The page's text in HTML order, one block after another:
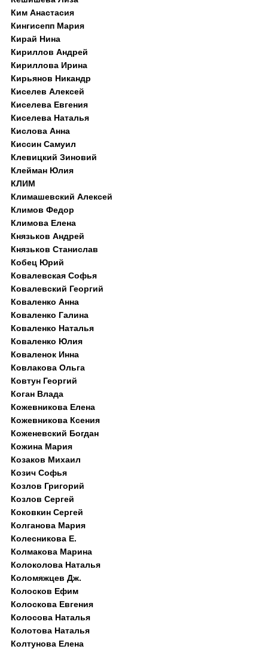
Ким Анастасия
Кингисепп Мария
Кирай Нина
Кириллов Андрей
Кириллова Ирина
Кирьянов Никандр
Киселев Алексей
Киселева Евгения
Киселева Наталья
Кислова Анна
Киссин Самуил
Клевицкий Зиновий
Клейман Юлия
КЛИМ
Климашевский Алексей
Климов Федор
Климова Елена
Князьков Андрей
Князьков Станислав
Кобец Юрий
Ковалевская Софья
Ковалевский Георгий
Коваленко Анна
Коваленко Галина
Коваленко Наталья
Коваленко Юлия
Коваленок Инна
Ковлакова Ольга
Ковтун Георгий
Коган Влада
Кожевникова Елена
Кожевникова Ксения
Коженевский Богдан
Кожина Мария
Козаков Михаил
Козич Софья
Козлов Григорий
Козлов Сергей
Коковкин Сергей
Колганова Мария
Колесникова Е.
Колмакова Марина
Колоколова Наталья
Коломяжцев Дж.
Колосков Ефим
Колоскова Евгения
Колосова Наталья
Колотова Наталья
Колтунова Елена